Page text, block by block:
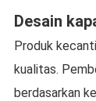
Desain
Produk
kualitas.
berdasarkan